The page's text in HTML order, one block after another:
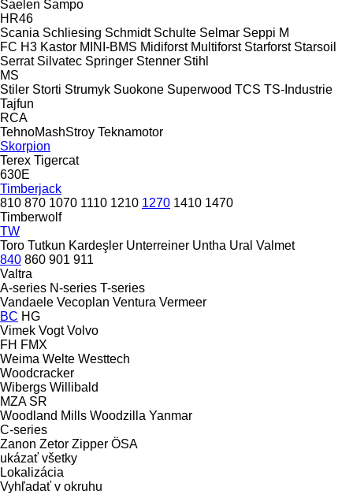
Saelen Sampo
HR46
Scania Schliesing Schmidt Schulte Selmar Seppi M
FC H3 Kastor MINI-BMS Midiforst Multiforst Starforst Starsoil
Serrat Silvatec Springer Stenner Stihl
MS
Stiler Storti Strumyk Suokone Superwood TCS TS-Industrie
Tajfun
RCA
TehnoMashStroy Teknamotor
Skorpion
Terex Tigercat
630E
Timberjack
810 870 1070 1110 1210 1270 1410 1470
Timberwolf
TW
Toro Tutkun Kardeşler Unterreiner Untha Ural Valmet
840 860 901 911
Valtra
A-series N-series T-series
Vandaele Vecoplan Ventura Vermeer
BC HG
Vimek Vogt Volvo
FH FMX
Weima Welte Westtech
Woodcracker
Wibergs Willibald
MZA SR
Woodland Mills Woodzilla Yanmar
C-series
Zanon Zetor Zipper ÖSA
ukázať všetky
Lokalizácia
Vyhľadať v okruhu